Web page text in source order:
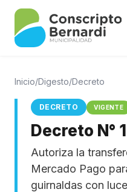
Historia
Galería de Ptes.
Horario de Colectivos
Inicio/Digesto/Decreto
DECRETO VIGENTE
Decreto N°
Autoriza la
Mercado Pago
guirnaldas con